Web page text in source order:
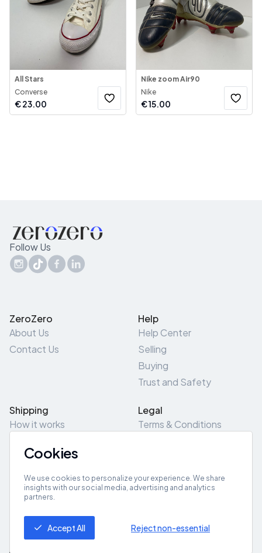
All Stars
Converse
€23.00
Nike zoom Air90
Nike
€15.00
Follow Us
ZeroZero
About Us
Contact Us
Help
Help Center
Selling
Buying
Trust and Safety
Shipping
How it works
Pick-Up/Drop-Off
Legal
Terms & Conditions
Site Map
Get App
Cookies
We use cookies to personalize your experience. We share
insights with our social media, advertising and analytics
partners.
Accept All Reject non-essential